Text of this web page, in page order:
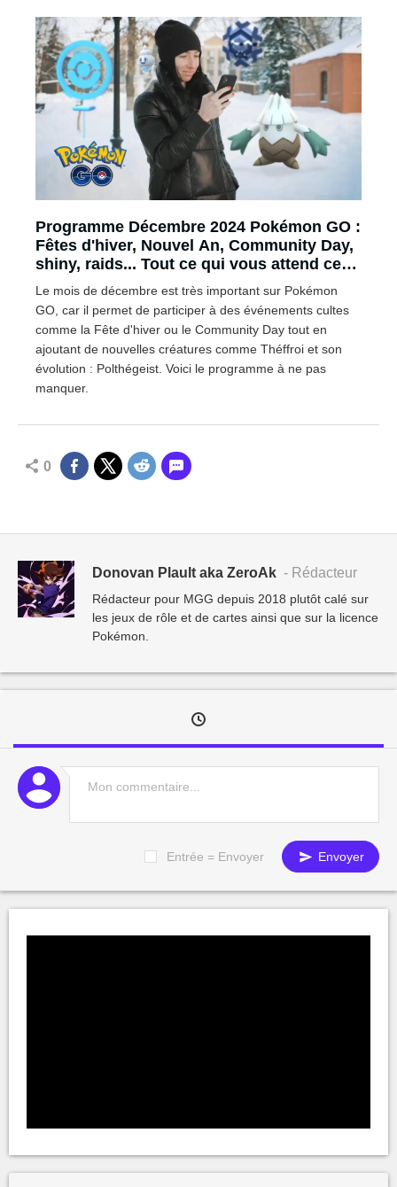
Programme Décembre 2024 Pokémon GO :
Fêtes d'hiver, Nouvel An, Community Day,
shiny, raids... Tout ce qui vous attend ce
mois-ci !
Le mois de décembre est très important sur Pokémon
GO, car il permet de participer à des événements cultes
comme la Fête d'hiver ou le Community Day tout en
ajoutant de nouvelles créatures comme Théffroi et son
évolution : Polthégeist. Voici le programme à ne pas
manquer.
0
Donovan Plault aka ZeroAk - Rédacteur
Rédacteur pour MGG depuis 2018 plutôt calé sur
les jeux de rôle et de cartes ainsi que sur la licence
Pokémon.
Entrée = Envoyer Envoyer